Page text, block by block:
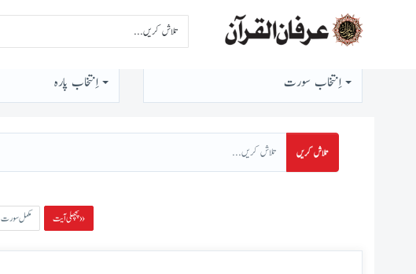
اِنتخاب سورت اِنتخاب پارہ
تلاش کریں
پچھلی آیت » مکمل سورت